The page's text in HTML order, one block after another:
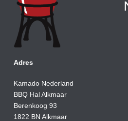
Adres
Kamado Nederland
BBQ Hal Alkmaar
Berenkoog 93
1822 BN Alkmaar